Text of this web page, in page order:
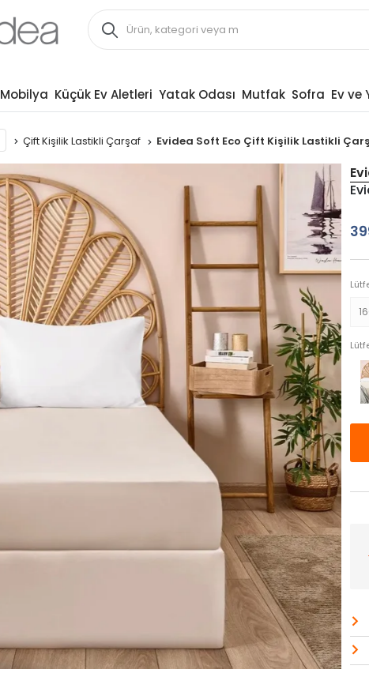
Mobilya Küçük Ev Aletleri Yatak Odası Mutfak Sofra Ev ve
Çift Kişilik Lastikli Çarşaf Evidea Soft Eco Çift Kişilik Lastikli